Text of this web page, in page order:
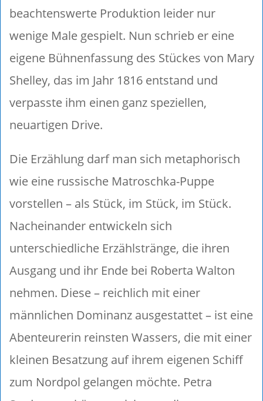
beachtenswerte Produktion leider nur
wenige Male gespielt. Nun schrieb er eine
eigene Bühnenfassung des Stückes von Mary
Shelley, das im Jahr 1816 entstand und
verpasste ihm einen ganz speziellen,
neuartigen Drive.
Die Erzählung darf man sich metaphorisch
wie eine russische Matroschka-Puppe
vorstellen – als Stück, im Stück, im Stück.
Nacheinander entwickeln sich
unterschiedliche Erzählstränge, die ihren
Ausgang und ihr Ende bei Roberta Walton
nehmen. Diese – reichlich mit einer
männlichen Dominanz ausgestattet – ist eine
Abenteurerin reinsten Wassers, die mit einer
kleinen Besatzung auf ihrem eigenen Schiff
zum Nordpol gelangen möchte. Petra